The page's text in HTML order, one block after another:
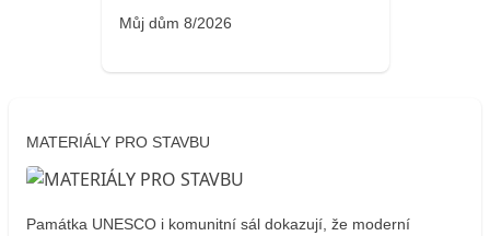
Můj dům 8/2026
MATERIÁLY PRO STAVBU
Památka UNESCO i komunitní sál dokazují, že moderní